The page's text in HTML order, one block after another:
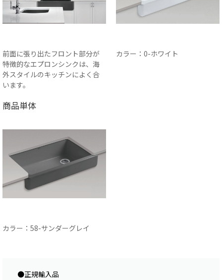
前面に張り出たフロント部分が
特徴的なエプロンシンクは、海
外スタイルのキッチンによく合
います。
カラー：0-ホワイト
商品単体
カラー：58-サンダーグレイ
●正規輸入品